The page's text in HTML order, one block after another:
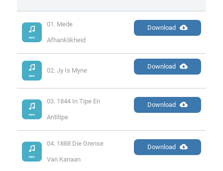
01. Mede
Afhanklikheid
Download
02. Jy Is Myne
Download
03. 1844 In Tipe En
Antitipe
Download
04. 1888 Die Grense
Van Kanaan
Download